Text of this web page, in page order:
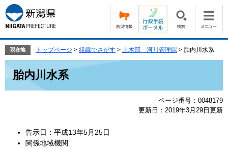
ー
ジ
の
頭
す。
ニ
ュ
ー
飛
て
現在地 トップページ > 組織でさがす > 土木部 河川管理課 > 胎内川水系
胎内川水系
ページ番号：0048179
更新日：2019年3月29日更新
告示日：平成13年5月25日
関係地域機関